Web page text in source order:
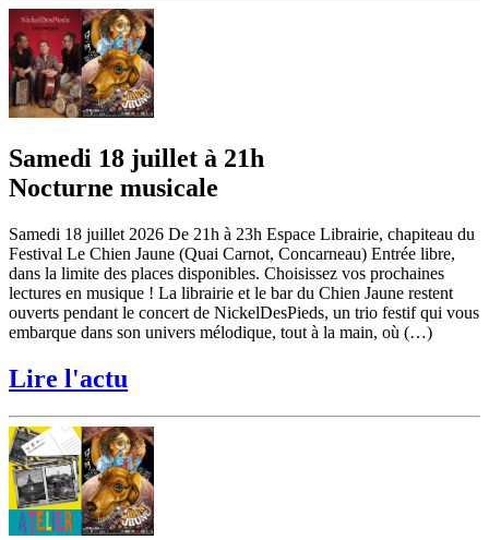
Samedi 18 juillet à 21h
Nocturne musicale
Samedi 18 juillet 2026 De 21h à 23h Espace Librairie, chapiteau du
Festival Le Chien Jaune (Quai Carnot, Concarneau) Entrée libre,
dans la limite des places disponibles. Choisissez vos prochaines
lectures en musique ! La librairie et le bar du Chien Jaune restent
ouverts pendant le concert de NickelDesPieds, un trio festif qui vous
embarque dans son univers mélodique, tout à la main, où (…)
Lire l'actu